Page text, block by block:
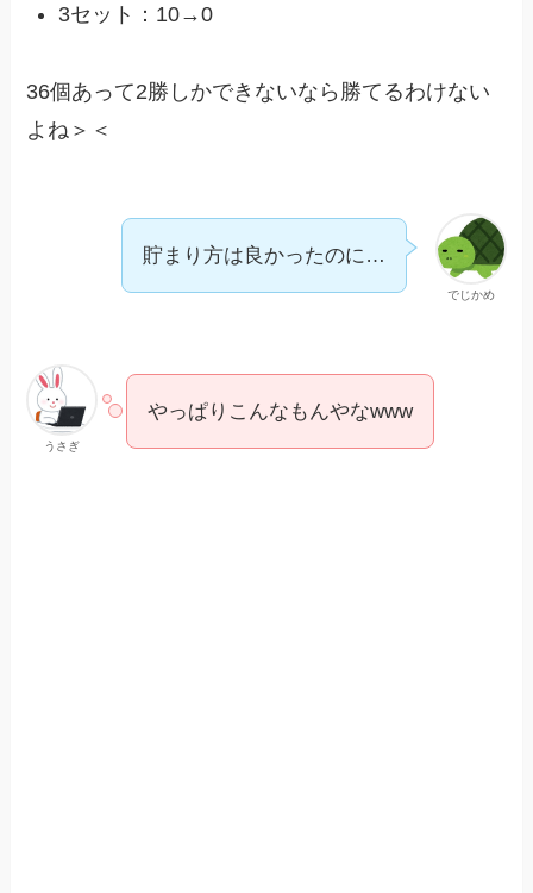
3セット：10→0
36個あって2勝しかできないなら勝てるわけない
よね＞＜
でじかめ
貯まり方は良かったのに…
うさぎ
やっぱりこんなもんやなwww